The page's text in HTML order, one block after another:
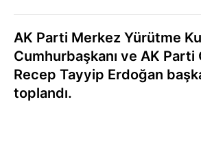
AK Parti Merkez Yürütme
Cumhurbaşkanı ve AK Parti
Recep Tayyip Erdoğan
toplandı.